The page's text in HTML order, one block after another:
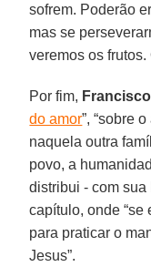
sofrem. Poderão
mas se
veremos os frutos.
Por fim, Francisco
do amor”, “sobre
naquela outra
povo, a
distribui - com
capítulo, onde “se
para praticar o
Jesus”.